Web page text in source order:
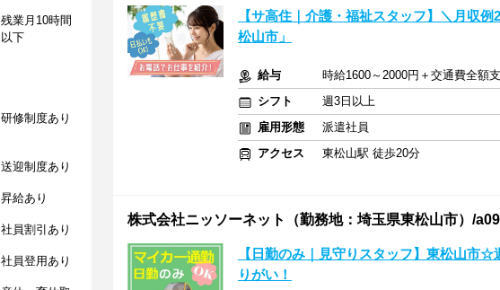
残業月10時間
以下
研修制度あり
送迎制度あり
昇給あり
社員割引あり
社員登用あり
【サ高住｜介護・福祉スタッフ】＼月収
松山市」
給与
時給1600～2000円＋交通費全額
シフト
週3日以上
雇用形態
派遣社員
アクセス
東松山駅 徒歩20分
株式会社ニッソーネット（勤務地：埼玉県東松山市）/
【日勤のみ｜見守りスタッフ】東松山市
りがい！